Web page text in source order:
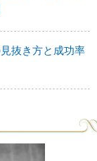
抜き方と成功率